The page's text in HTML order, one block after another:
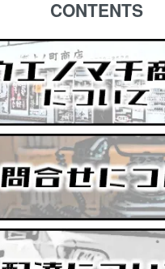
CONTENTS